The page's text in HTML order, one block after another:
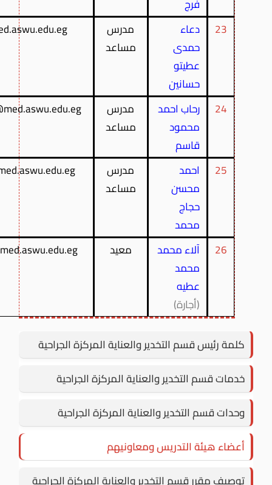
فرج
23
دعاء
حمدى
عطيتو
حسانين
مدرس
مساعد
24
رحاب احمد
محمود
قاسم
مدرس
مساعد
25
احمد
محسن
حجاج
محمد
مدرس
مساعد
26
آلاء محمد
محمد
عطيه
(أجارة)
معيد
كلمة رئيس قسم التخدير والعناية المركزة الجراحية
خدمات قسم التخدير والعناية المركزة الجراحية
وحدات قسم التخدير والعناية المركزة الجراحية
أعضاء هيئة التدريس ومعاونيهم
توصيف مقرر قسم التخدير والعناية المركزة الجراحية